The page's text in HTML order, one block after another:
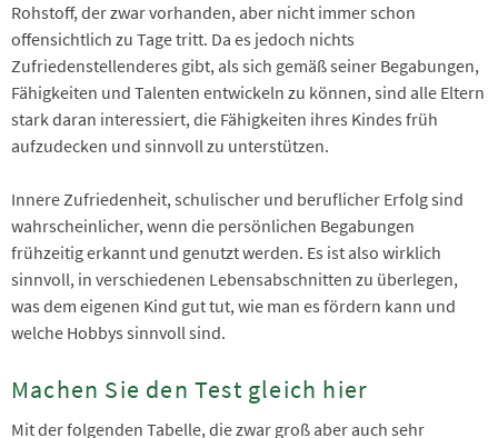
Rohstoff, der zwar vorhanden, aber nicht immer schon
offensichtlich zu Tage tritt. Da es jedoch nichts
Zufriedenstellenderes gibt, als sich gemäß seiner Begabungen,
Fähigkeiten und Talenten entwickeln zu können, sind alle Eltern
stark daran interessiert, die Fähigkeiten ihres Kindes früh
aufzudecken und sinnvoll zu unterstützen.
Innere Zufriedenheit, schulischer und beruflicher Erfolg sind
wahrscheinlicher, wenn die persönlichen Begabungen
frühzeitig erkannt und genutzt werden. Es ist also wirklich
sinnvoll, in verschiedenen Lebensabschnitten zu überlegen,
was dem eigenen Kind gut tut, wie man es fördern kann und
welche Hobbys sinnvoll sind.
Machen Sie den Test gleich hier
Mit der folgenden Tabelle, die zwar groß aber auch sehr